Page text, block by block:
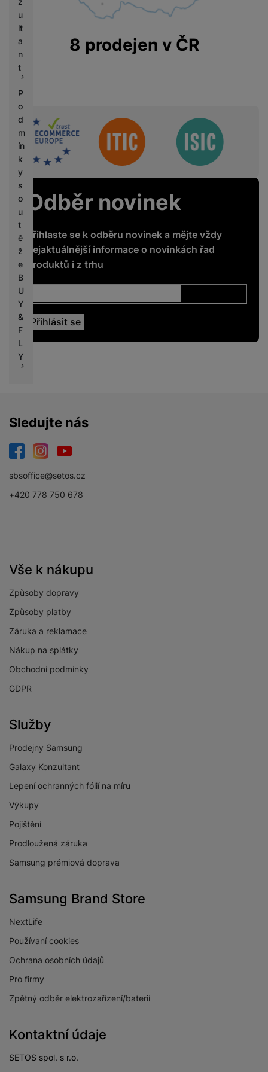
u
lt
a
n
t
P
o
d
m
ín
k
y
s
o
u
t
ě
ž
e
B
U
Y
&
F
L
Y
8 prodejen v ČR
Sdružení
Odběr novinek
Přihlaste se k odběru novinek a mějte vždy
nejaktuálnější informace o novinkách řad
produktů i z trhu
Sledujte nás
sbsoffice@setos.cz
+420 778 750 678
Vše k nákupu
Způsoby dopravy
Způsoby platby
Záruka a reklamace
Nákup na splátky
Obchodní podmínky
GDPR
Služby
Prodejny Samsung
Galaxy Konzultant
Lepení ochranných fólií na míru
Výkupy
Pojištění
Prodloužená záruka
Samsung prémiová doprava
Samsung Brand Store
NextLife
Používaní cookies
Ochrana osobních údajů
Pro firmy
Zpětný odběr elektrozařízení/baterií
Kontaktní údaje
SETOS spol. s r.o.